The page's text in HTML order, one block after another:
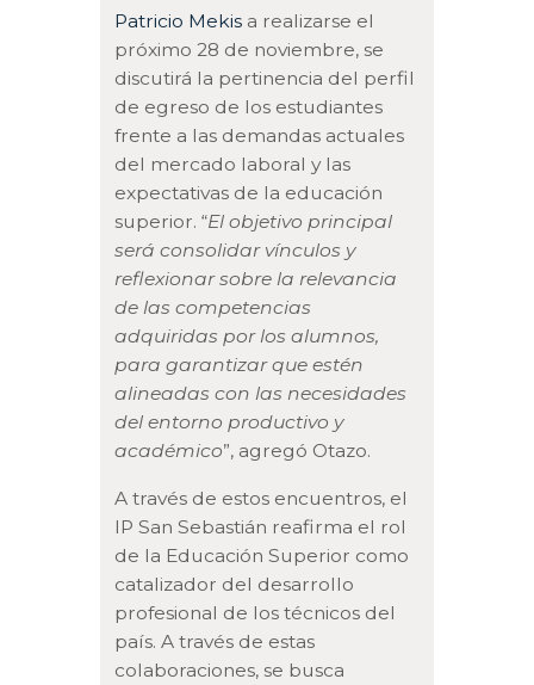
Patricio Mekis a realizarse el
próximo 28 de noviembre, se
discutirá la pertinencia del perfil
de egreso de los estudiantes
frente a las demandas actuales
del mercado laboral y las
expectativas de la educación
superior. “El objetivo principal
será consolidar vínculos y
reflexionar sobre la relevancia
de las competencias
adquiridas por los alumnos,
para garantizar que estén
alineadas con las necesidades
del entorno productivo y
académico”, agregó Otazo.
A través de estos encuentros, el
IP San Sebastián reafirma el rol
de la Educación Superior como
catalizador del desarrollo
profesional de los técnicos del
país. A través de estas
colaboraciones, se busca